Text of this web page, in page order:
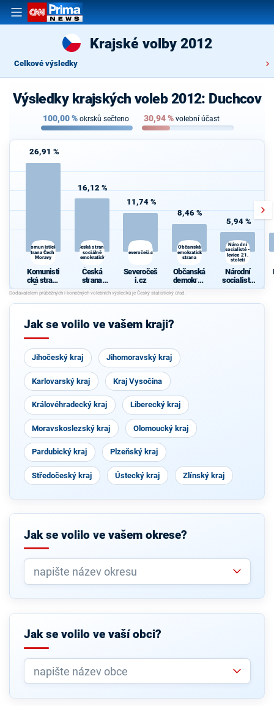
Krajské volby 2012
Celkové výsledky
Výsledky krajských voleb 2012: Duchcov
100,00% okrsků sečteno 30,94% volební účast
26,91 %
Komunistická
strana Čech a
Moravy
Komunisti
cká strana
Čech a
Moravy
16,12 %
Česká strana
sociálně
demokratická
Česká
strana
sociálně
demokrati
cká
11,74 %
Severočeši.cz
Severočeš
i.cz
8,46 %
Občanská
demokratická
strana
Občanská
demokrati
cká strana
5,94 %
Národní
socialisté -
levice 21.
století
Národní
socialisté
- levice
Jak se volilo ve vašem kraji?
Jihočeský kraj Jihomoravský kraj
Karlovarský kraj Kraj Vysočina
Královéhradecký kraj Liberecký kraj
Moravskoslezský kraj Olomoucký kraj
Pardubický kraj Plzeňský kraj
Středočeský kraj Ústecký kraj Zlínský kraj
Jak se volilo ve vašem okrese?
Jak se volilo ve vaší obci?